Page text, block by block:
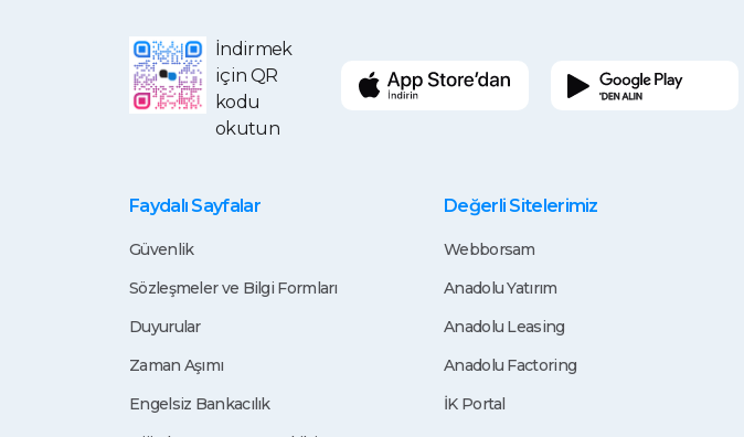
İndirmek
için QR
kodu
okutun
Faydalı Sayfalar
Güvenlik
Sözleşmeler ve Bilgi Formları
Duyurular
Zaman Aşımı
Engelsiz Bankacılık
Değerli Sitelerimiz
Webborsam
Anadolu Yatırım
Anadolu Leasing
Anadolu Factoring
İK Portal